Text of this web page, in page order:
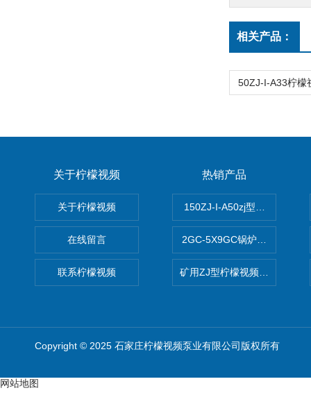
相关产品：
关于柠檬视频
关于柠檬视频
在线留言
联系柠檬视频
热销产品
150ZJ-I-A50zj型柠檬视频
2GC-5X9GC锅炉给水泵 给水
矿用ZJ型柠檬视频app污版下
Copyright © 2025 石家庄柠檬视频泵业有限公司版权所有
网站地图